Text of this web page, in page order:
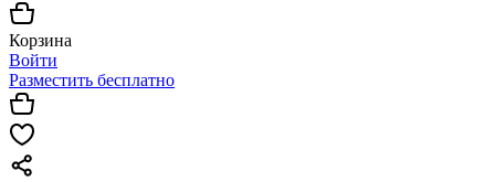
Корзина
Войти
Разместить бесплатно